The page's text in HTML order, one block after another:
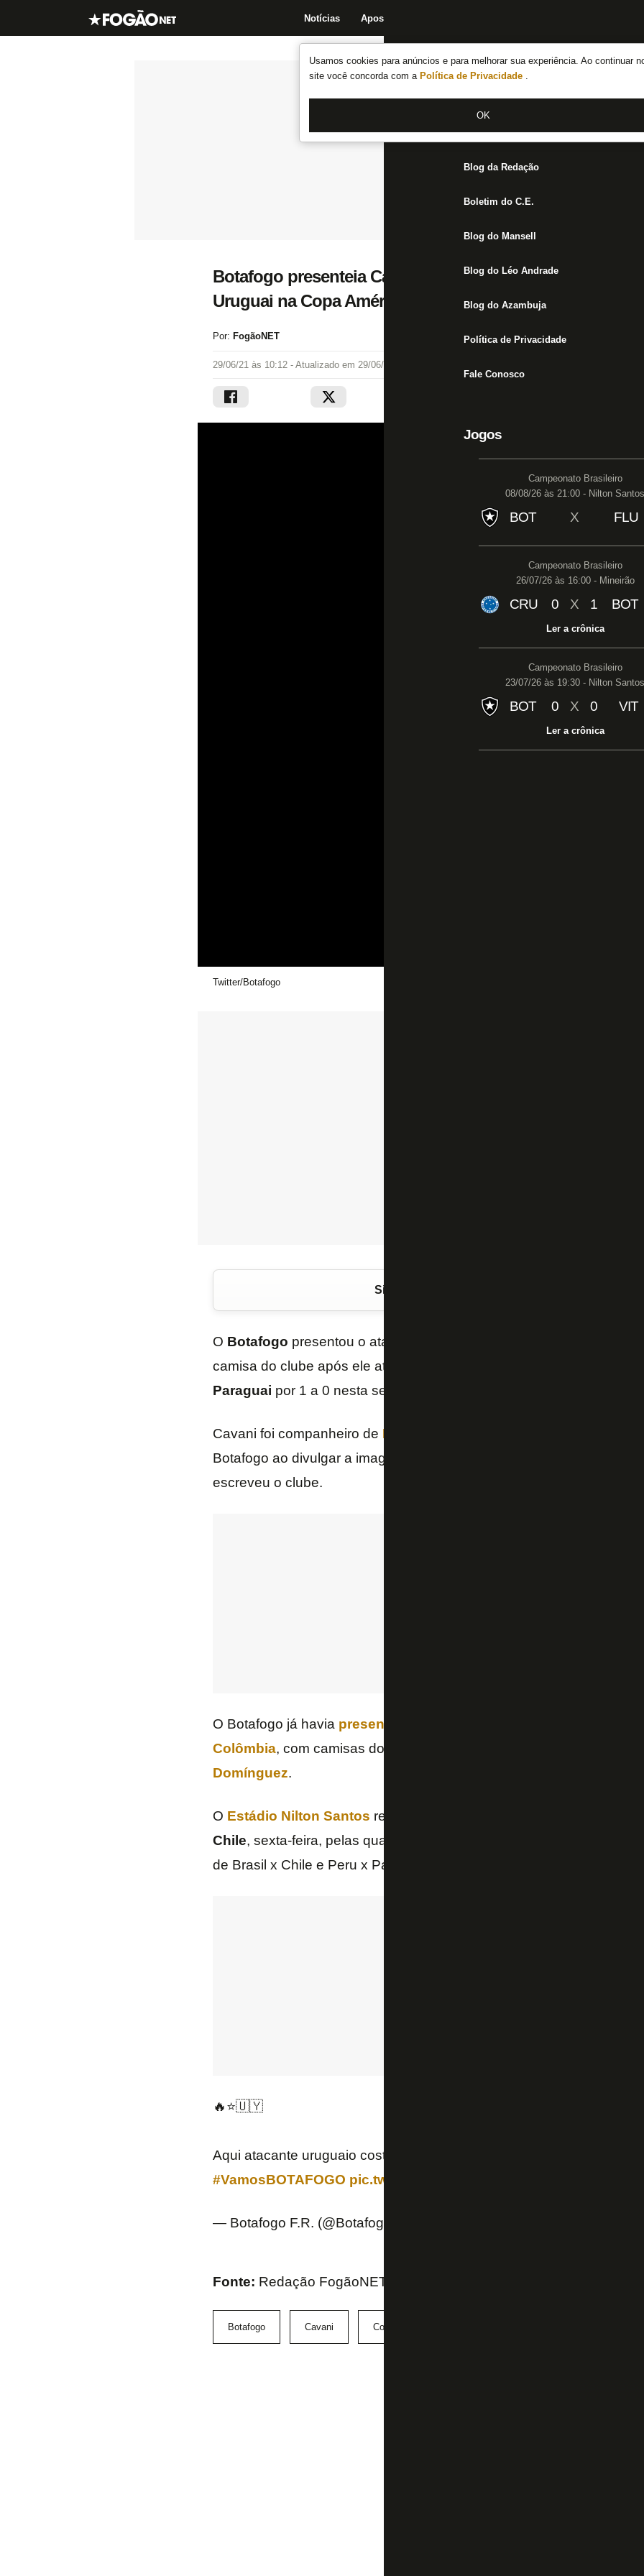
Usamos cookies para anúncios e para melhorar sua experiência. Ao continuar
site você concorda com a Política de Privacidade .
OK
Notícias Apostas
Notícias do Botafogo
Fórum
Jogos
Blog da Redação
Boletim do C.E.
Blog do Mansell
Blog do Léo Andrade
Blog do Azambuja
Política de Privacidade
Fale Conosco
Jogos
Campeonato Brasileiro
08/08/26 às 21:00 - Nilton Santos
BOT X FLU
Campeonato Brasileiro
26/07/26 às 16:00 - Mineirão
CRU 0 X 1 BOT
Ler a crônica
Campeonato Brasileiro
23/07/26 às 19:30 - Nilton Santos
BOT 0 X 0 VIT
Ler a crônica
Botafogo presenteia Cavani com camisa do clube após
Uruguai na Copa América
Por: FogãoNET
29/06/21 às 10:12 - Atualizado em 29/06/21 às 12:11
Twitter/Botafogo
Siga o FogãoNET
O Botafogo presentou o atacante
camisa do clube após ele atuar – e marcar o gol – na vitória do
Paraguai por 1 a 0 nesta segunda-feira, no Estádio Nilton Santos,
Cavani foi companheiro de Loco Abreu
Botafogo ao divulgar a imagem: “Aqui atacante uruguaio costuma ir
escreveu o clube.
O Botafogo já havia presentado Neymar
Colômbia, com camisas do clube, além do
Domínguez.
O Estádio Nilton Santos receberá ainda mais dois jogos nesta
Chile, sexta-feira, pelas quartas de final; e depois uma semifinal,
de Brasil x Chile e Peru x Paraguai.
🔥⭐️🇺🇾
Aqui atacante uruguaio costuma ir bem, hein
#VamosBOTAFOGO pic.twitter.com/LIhstTaeqj
— Botafogo F.R. (@Botafogo)
Fonte: Redação FogãoNET
Botafogo Cavani Copa América